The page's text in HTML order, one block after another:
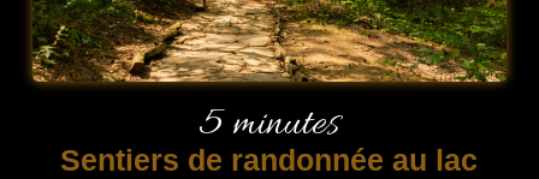
5 minutes
Sentiers de randonnée au lac